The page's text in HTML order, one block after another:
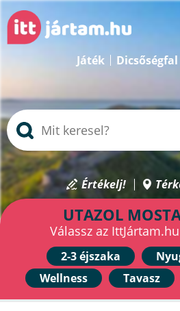
Játék Dicsőségfal
Értékelj!
UTAZOL
Válassz az
2-3 éjszaka
Wellness
Tavasz